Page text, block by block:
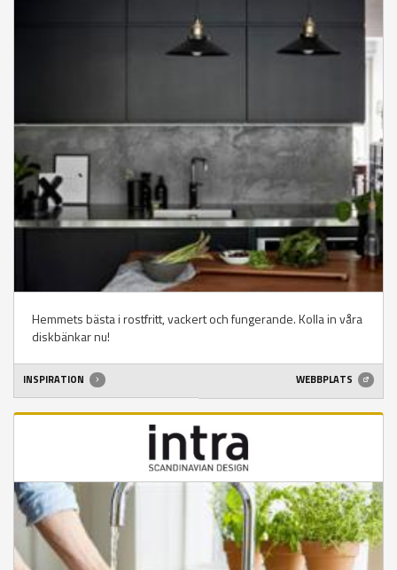
Hemmets bästa i rostfritt, vackert och fungerande. Kolla in våra
diskbänkar nu!
INSPIRATION WEBBPLATS